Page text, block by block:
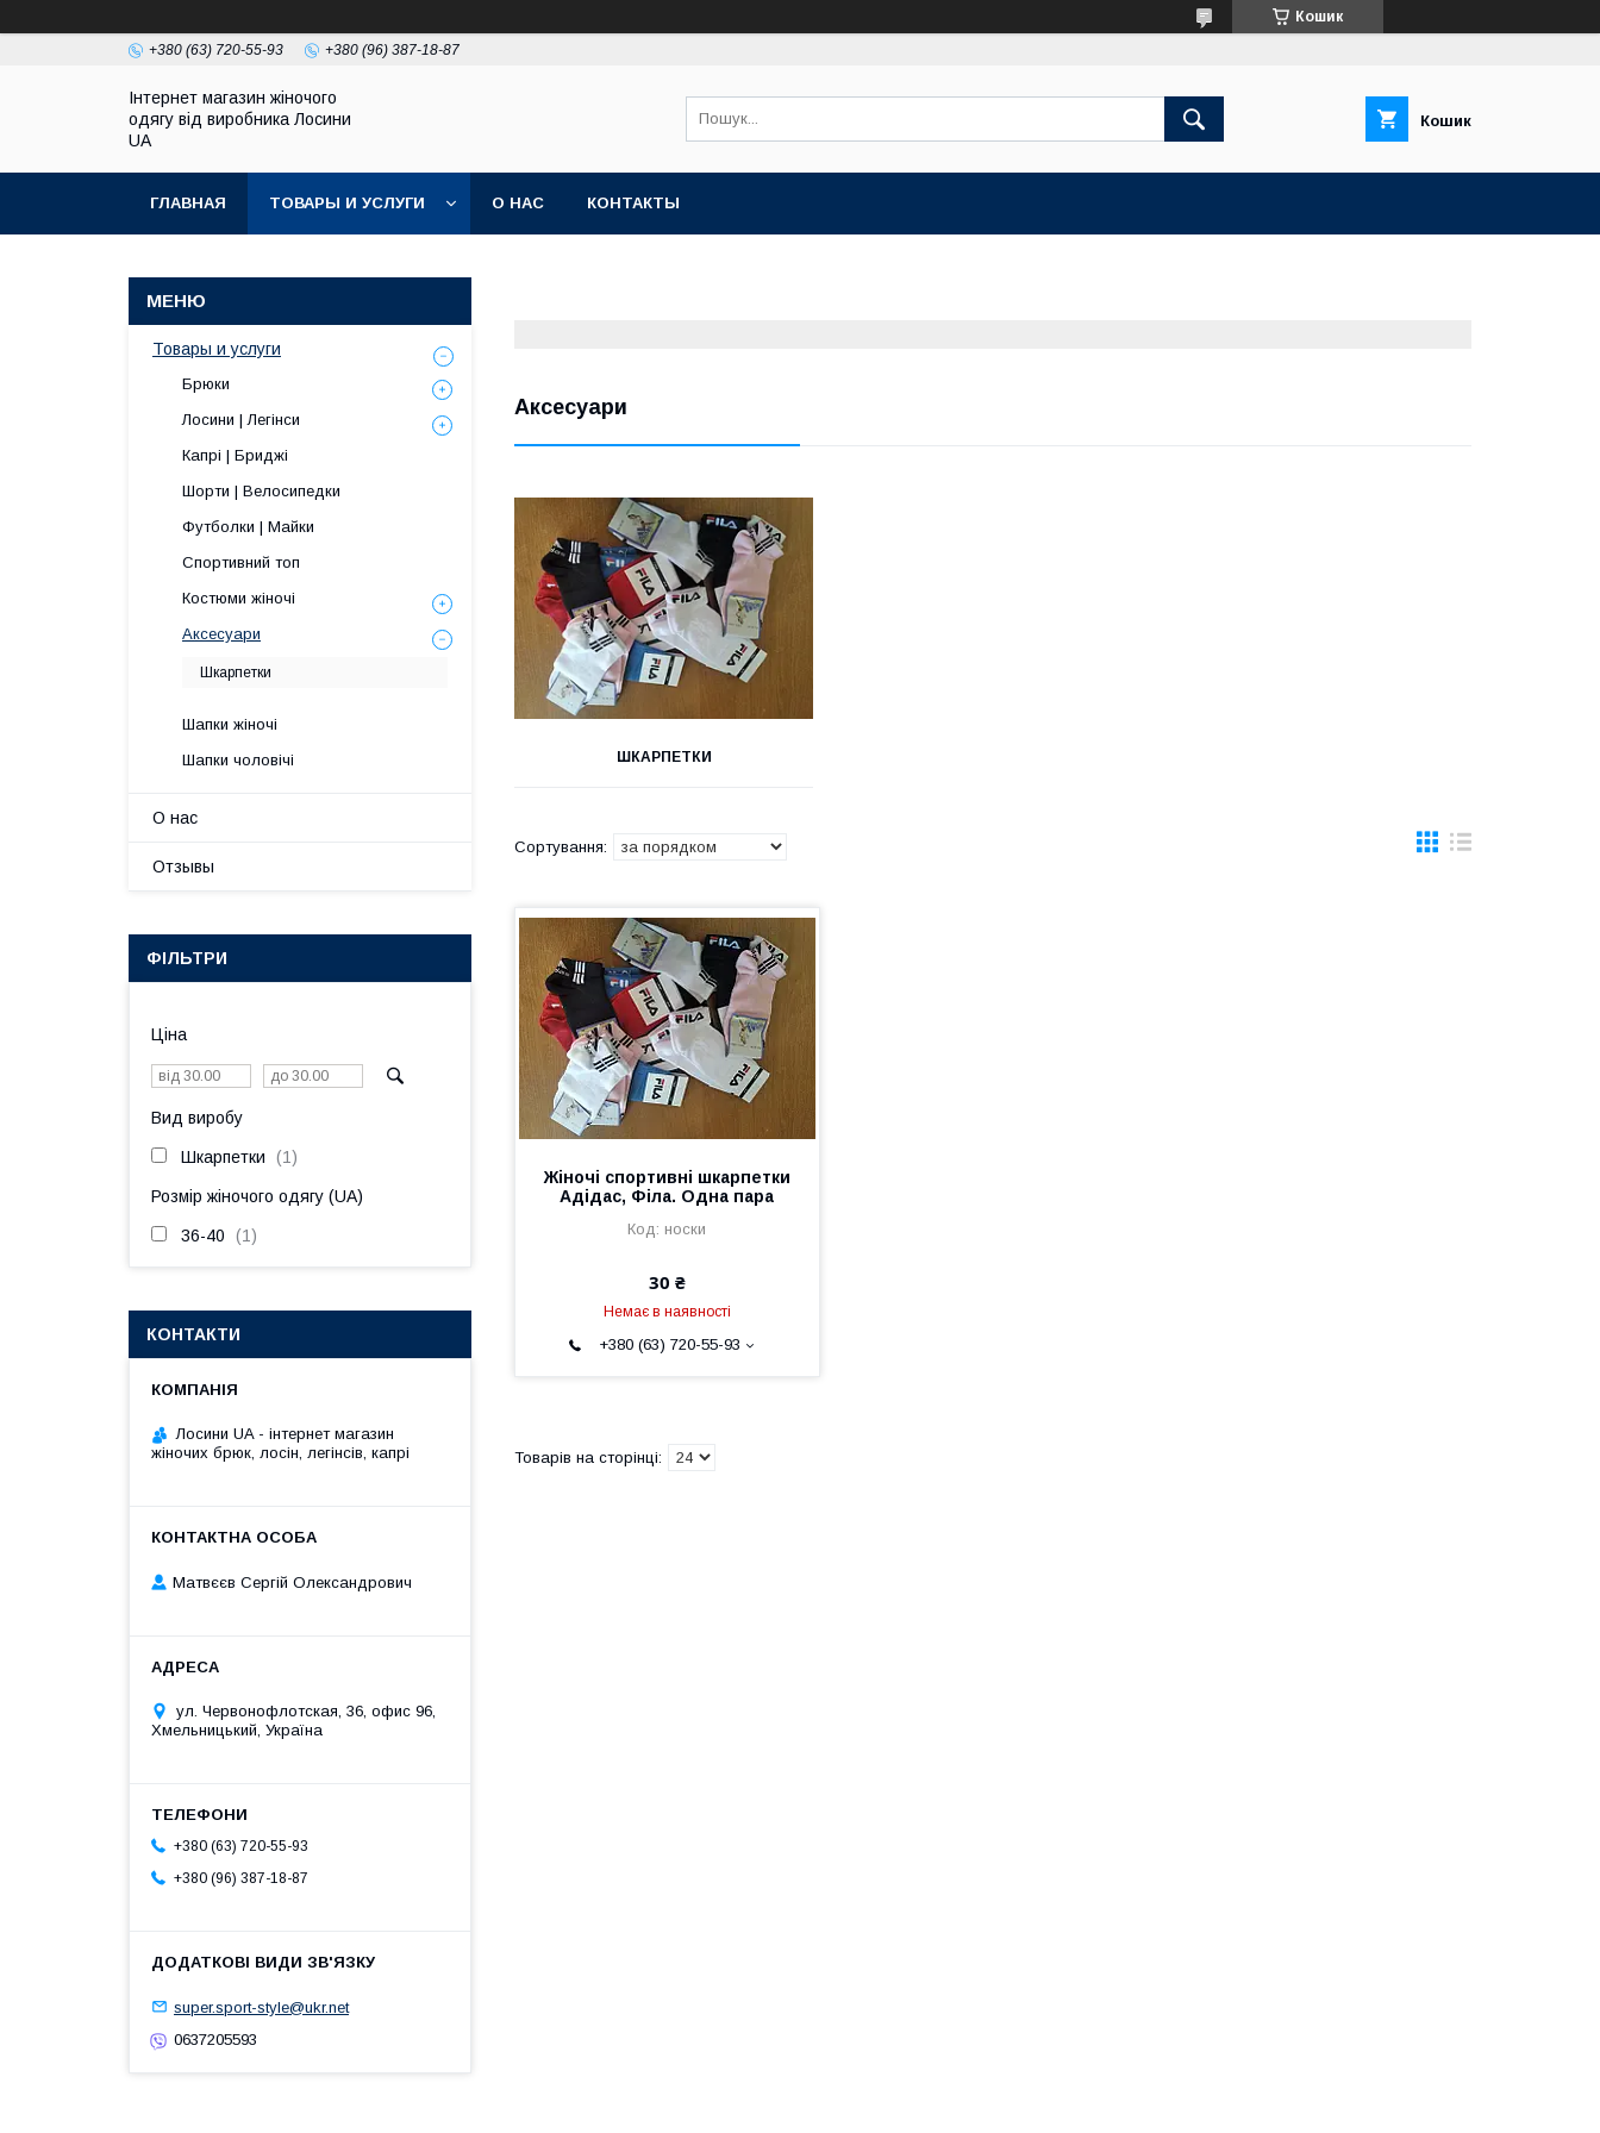
Кошик
+380 (63) 720-55-93 +380 (96) 387-18-87
Інтернет магазин жіночого
одягу від виробника Лосини
UA
Кошик
ГЛАВНАЯ ТОВАРЫ И УСЛУГИ О НАС КОНТАКТЫ
Аксесуари
ШКАРПЕТКИ
Жіночі спортивні шкарпетки
Адідас, Філа. Одна пара
носки
30 ₴
Немає в наявності
+380 (63) 720-55-93
Товары и услуги
Брюки
Лосини | Легінси
Капрі | Бриджі
Шорти | Велосипедки
Футболки | Майки
Спортивний топ
Костюми жіночі
Аксесуари
Шкарпетки
Шапки жіночі
Шапки чоловічі
О нас
Отзывы
ФІЛЬТРИ
Ціна
Вид виробу
Шкарпетки 1
Розмір жіночого одягу (UA)
36-40 1
КОНТАКТИ
Лосини UA - інтернет магазин
жіночих брюк, лосін, легінсів, капрі
Матвєєв Сергій Олександрович
ул. Червонофлотская, 36, офис 96,
Хмельницький, Україна
+380 (63) 720-55-93
+380 (96) 387-18-87
super.sport-style@ukr.net
0637205593